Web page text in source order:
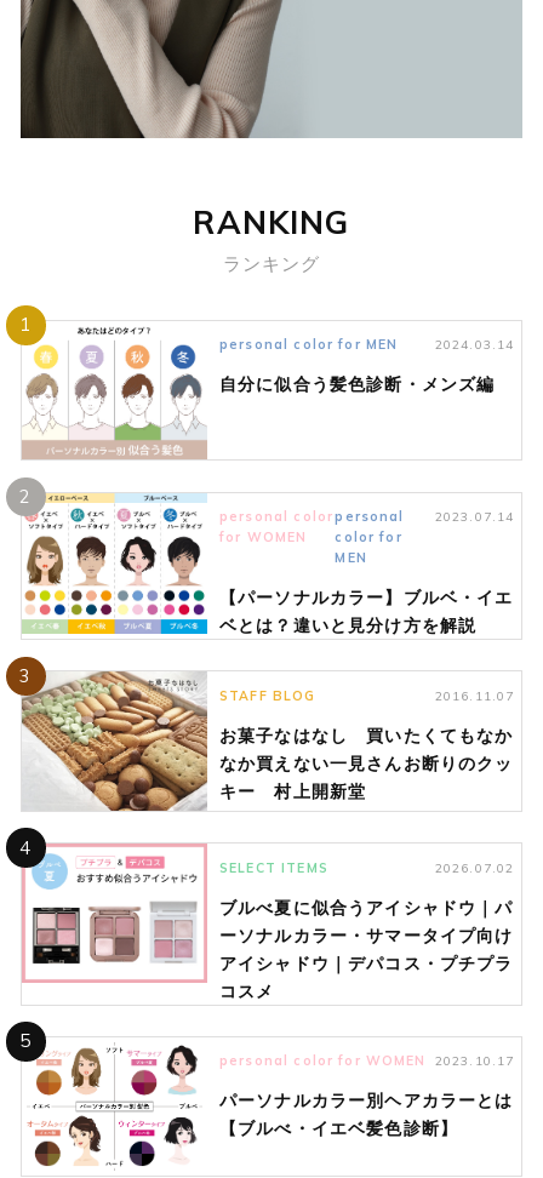
RANKING
ランキング
1
personal color for MEN 2024.03.14
自分に似合う髪色診断・メンズ編
2
personal color
for WOMEN
personal
color for
MEN
2023.07.14
【パーソナルカラー】ブルベ・イエ
ベとは？違いと見分け方を解説
3
STAFF BLOG 2016.11.07
お菓子なはなし 買いたくてもなか
なか買えない一見さんお断りのクッ
キー 村上開新堂
4
SELECT ITEMS 2026.07.02
ブルべ夏に似合うアイシャドウ｜パ
ーソナルカラー・サマータイプ向け
アイシャドウ｜デパコス・プチプラ
コスメ
5
personal color for WOMEN 2023.10.17
パーソナルカラー別ヘアカラーとは
【ブルべ・イエベ髪色診断】